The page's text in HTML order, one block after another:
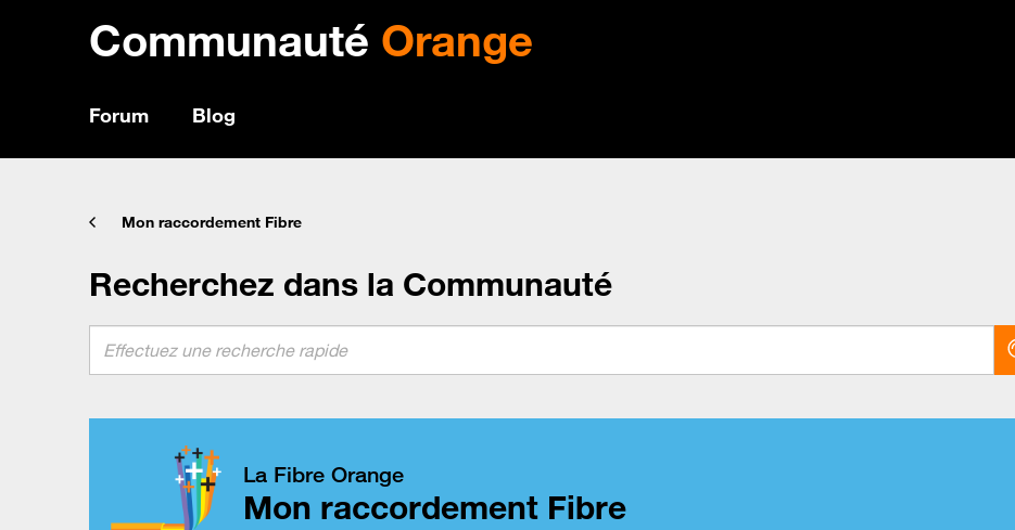
Communauté Orange
Forum Blog
Mon raccordement Fibre
Recherchez dans la Communauté
La Fibre Orange
Mon raccordement Fibre